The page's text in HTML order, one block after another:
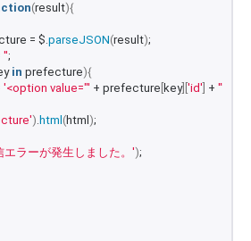
(result){
= $.
parseJSON(result);
'';
in prefecture){
'<option value="' + prefecture key][ 'id' + '">'
). html (html );
エラーが発生しました。');